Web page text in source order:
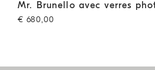
Mr. Brunello avec verres
Mr. Brunello avec verres
€ 680,00